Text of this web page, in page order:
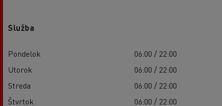
Služba
Pondelok
06:00 / 22:00
Utorok
06:00 / 22:00
Streda
06:00 / 22:00
Štvrtok
06:00 / 22:00